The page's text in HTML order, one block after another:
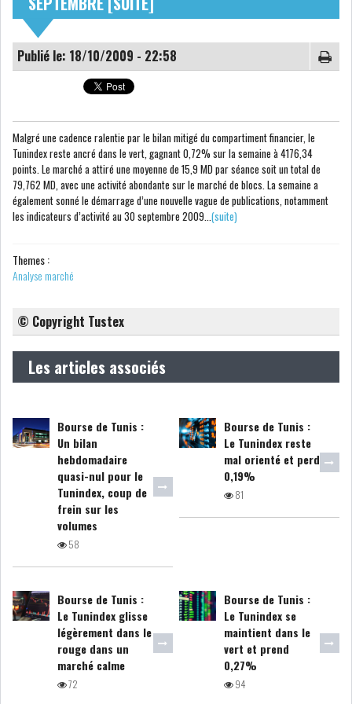
PRIVATISATION & OPV
INDICATEURS
INTERMÉDIAIRES
DIVERS
OPINION ANALYSE MARCHÉ
SONDAGES
COMMUNIQUÉS DE
BOURSE DE TUNIS : UN BILAN
HEBDOMADAIRE...
FRANCE RENFORCENT...
OFFICEPLAST CHERCHE DEUX
ADMINISTRATEURS...
RSS
COTATION ET ANALYSES
Publié le: 18/10/2009 - 22:58
Malgré une cadence ralentie par le bilan mitigé du compartiment financier, le
Tunindex reste ancré dans le vert, gagnant 0,72% sur la semaine à 4176,34
points. Le marché a attiré une moyenne de 15,9 MD par séance soit un total de
79,762 MD, avec une activité abondante sur le marché de blocs. La semaine a
également sonné le démarrage d’une nouvelle vague de publications, notamment
les indicateurs d’activité au 30 septembre 2009... (suite)
Themes :
Analyse marché
© Copyright Tustex
Les articles associés
Bourse de Tunis :
Un bilan
hebdomadaire
quasi-nul pour le
Tunindex, coup de
frein sur les
volumes
58
Bourse de Tunis :
Le Tunindex reste
mal orienté et perd
0,19%
81
Bourse de Tunis :
Le Tunindex glisse
légèrement dans le
rouge dans un
marché calme
72
Bourse de Tunis :
Le Tunindex se
maintient dans le
vert et prend
0,27%
94